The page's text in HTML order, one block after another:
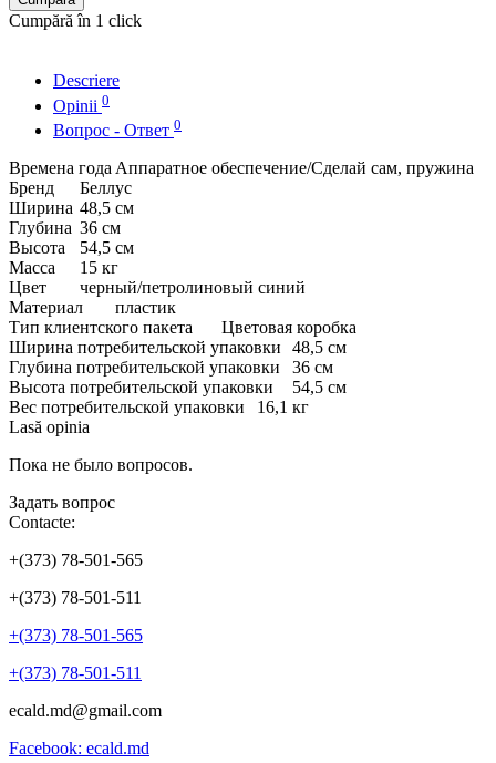
Cumpără în 1 click
Descriere
Opinii 0
Вопрос - Ответ 0
Времена года Аппаратное обеспечение/Сделай сам, пружина
Бренд
Беллус
Ширина 48,5 см
Глубина 36 см
Высота
54,5 см
Масса
15 кг
Цвет
черный/петролиновый синий
Материал
пластик
Тип клиентского пакета
Цветовая коробка
Ширина потребительской упаковки
48,5 см
Глубина потребительской упаковки
36 см
Высота потребительской упаковки
54,5 см
Вес потребительской упаковки
16,1 кг
Lasă opinia
Пока не было вопросов.
Задать вопрос
Contacte:
+(373) 78-501-565
+(373) 78-501-511
+(373) 78-501-565
+(373) 78-501-511
ecald.md@gmail.com
Facebook: ecald.md